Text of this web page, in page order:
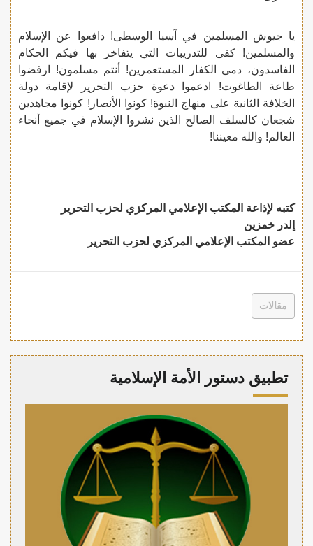
يا جيوش المسلمين في آسيا الوسطى! دافعوا عن الإسلام
والمسلمين! كفى للتدريبات التي يتفاخر بها فيكم الحكام
الفاسدون، دمى الكفار المستعمرين! أنتم مسلمون! ارفضوا
طاعة الطاغوت! ادعموا دعوة حزب التحرير لإقامة دولة
الخلافة الثانية على منهاج النبوة! كونوا الأنصار! كونوا مجاهدين
شجعان كالسلف الصالح الذين نشروا الإسلام في جميع أنحاء
العالم! والله معيننا!
كتبه لإذاعة المكتب الإعلامي المركزي لحزب التحرير
إلدر خمزين
عضو المكتب الإعلامي المركزي لحزب التحرير
مقالات
تطبيق دستور الأمة الإسلامية